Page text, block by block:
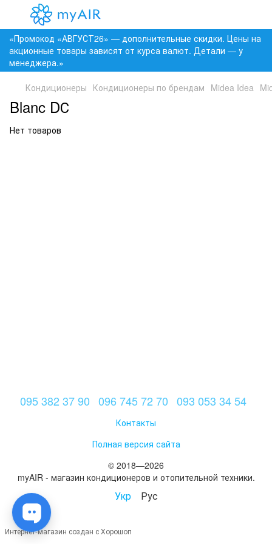
«Промокод «АВГУСТ26» — дополнительные скидки. Цены на
акционные товары зависят от курса валют. Детали — у
менеджера.»
Кондиционеры Кондиционеры по брендам Midea Idea
Blanc DС
Нет товаров
095 382 37 90 096 745 72 70 093 053 34 54
Контакты
Полная версия сайта
© 2018—2026
myAIR - магазин кондиционеров и отопительной техники.
Укр Рус
Интернет-магазин создан с Хорошоп